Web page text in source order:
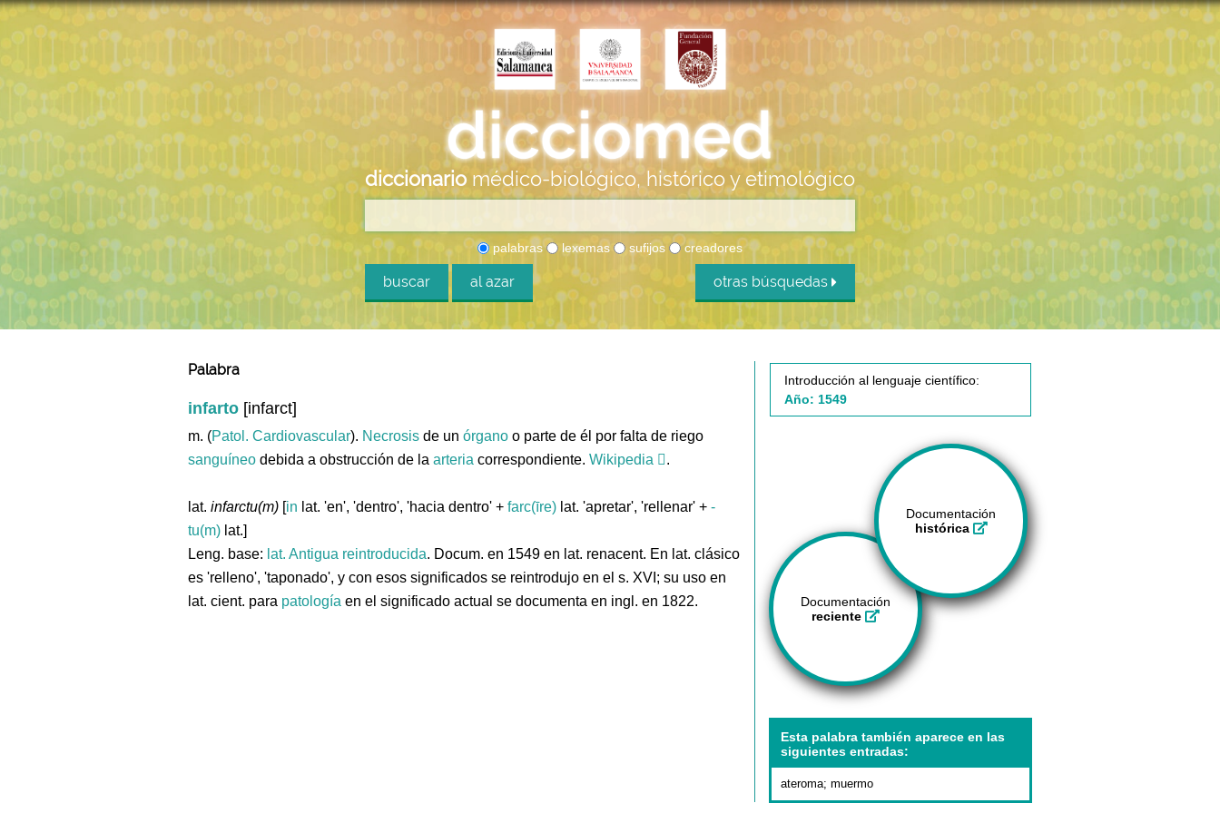
diccionario médico-biológico, histórico y etimológico
palabras lexemas sufijos creadores
buscar al azar otras búsquedas
Palabra
infarto [infarct]
m. (Patol. Cardiovascular). Necrosis de un órgano o parte de él por falta de riego
sanguíneo debida a obstrucción de la arteria correspondiente. Wikipedia .
lat. infarctu(m) [in lat. 'en', 'dentro', 'hacia dentro' + farc(īre) lat. 'apretar', 'rellenar' + -
tu(m) lat.]
Leng. base: lat. Antigua reintroducida. Docum. en 1549 en lat. renacent. En lat. clásico
es 'relleno', 'taponado', y con esos significados se reintrodujo en el s. XVI; su uso en
lat. cient. para patología en el significado actual se documenta en ingl. en 1822.
Introducción al lenguaje científico:
Año: 1549
Documentación
histórica
Documentación
reciente
Esta palabra también aparece en las
siguientes entradas:
ateroma; muermo